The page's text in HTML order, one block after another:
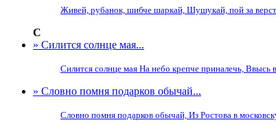
Живей, рубанок, шибче шаркай, Шушукай, пой за
С
» Силится солнце мая...
Силится солнце мая На небо крепче приналечь, Ввысь
» Словно помня подарков обычай...
Словно помня подарков обычай, Из Ростова в